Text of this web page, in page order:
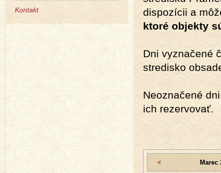
Kontakt
dispozícii a
ktoré objekty
Dni vyznačené
stredisko
Neoznačené
ich rezervovať.
< Marec